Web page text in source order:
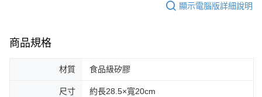
顯示電腦版詳細說明
商品規格
材質 食品級矽膠
尺寸 約長28.5×寬20cm